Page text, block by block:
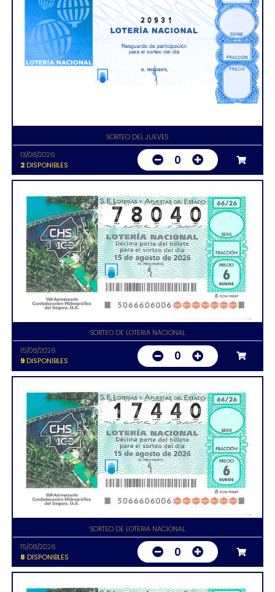
20931
SORTEO DEL JUEVES
13/08/2026
2DISPONIBLES 0
SORTEO DE LOTERIA NACIONAL
15/08/2026
9DISPONIBLES 0
SORTEO DE LOTERIA NACIONAL
15/08/2026
8 DISPONIBLES 0